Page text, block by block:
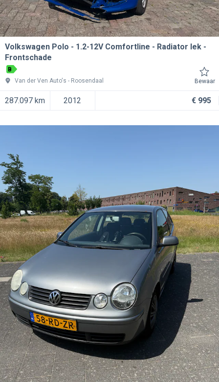
Volkswagen Polo
1.2-12V Comfortline - Radiator lek -
Frontschade
B
Van der Ven Auto's
Roosendaal Bewaar
287.097 km 2012 € 995